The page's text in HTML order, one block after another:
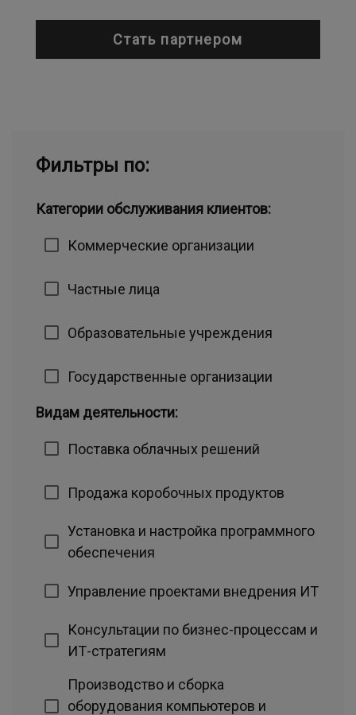
Стать партнером
Фильтры по:
Категории обслуживания клиентов:
Коммерческие организации
Частные лица
Образовательные учреждения
Государственные организации
Видам деятельности:
Поставка облачных решений
Продажа коробочных продуктов
Установка и настройка программного
обеспечения
Управление проектами внедрения ИТ
Консультации по бизнес-процессам и
ИТ-стратегиям
Производство и сборка
оборудования компьютеров и